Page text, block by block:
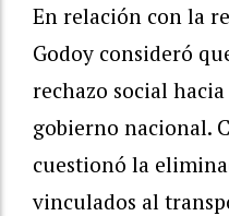
En relación con la
Godoy consideró
rechazo social
gobierno nacional.
cuestionó la
vinculados al